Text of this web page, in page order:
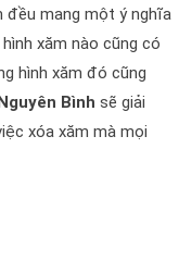
đều mang một ý nghĩa
xăm nào cũng có
hình xăm đó cũng
Bình sẽ giải
xóa xăm mà mọi